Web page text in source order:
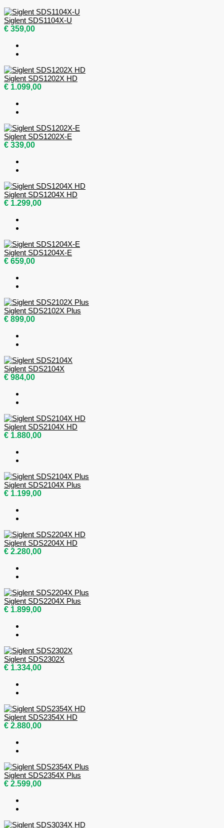
Siglent SDS1104X-U
€ 359,00
Siglent SDS1202X HD
€ 1.099,00
Siglent SDS1202X-E
€ 339,00
Siglent SDS1204X HD
€ 1.299,00
Siglent SDS1204X-E
€ 659,00
Siglent SDS2102X Plus
€ 899,00
Siglent SDS2104X
€ 984,00
Siglent SDS2104X HD
€ 1.880,00
Siglent SDS2104X Plus
€ 1.199,00
Siglent SDS2204X HD
€ 2.280,00
Siglent SDS2204X Plus
€ 1.899,00
Siglent SDS2302X
€ 1.334,00
Siglent SDS2354X HD
€ 2.880,00
Siglent SDS2354X Plus
€ 2.599,00